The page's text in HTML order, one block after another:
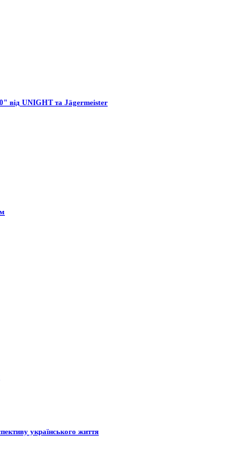
від UNIGHT та Jägermeister
українського життя